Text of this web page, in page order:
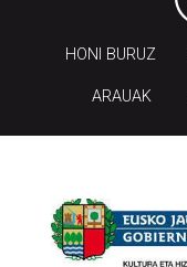
HONI BURUZ
ARAUAK